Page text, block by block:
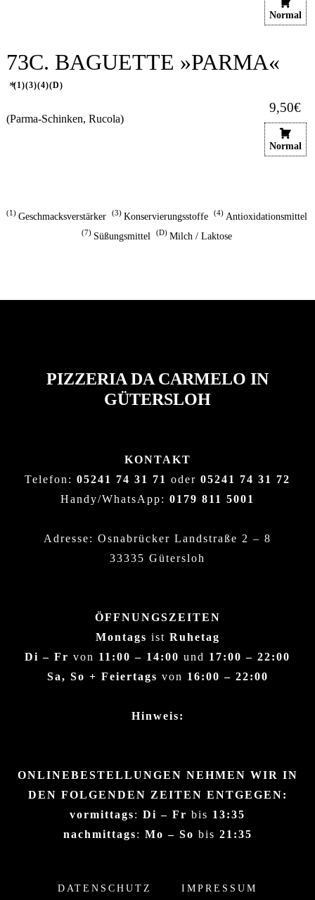
Normal
73C. BAGUETTE »PARMA«
1 3 4 D
9,50€
Normal
(Parma-Schinken, Rucola)
1 Geschmacksverstärker 3 Konservierungsstoffe 4 Antioxidationsmittel
7 Süßungsmittel D Milch / Laktose
PIZZERIA DA CARMELO IN
GÜTERSLOH
KONTAKT
Telefon: 05241 74 31 71 oder 05241 74 31 72
Handy/WhatsApp: 0179 811 5001
Adresse: Osnabrücker Landstraße 2 – 8
33335 Gütersloh
ÖFFNUNGSZEITEN
Montags ist Ruhetag
Di – Fr von 11:00 – 14:00 und 17:00 – 22:00
Sa, So + Feiertags von 16:00 – 22:00
Hinweis:
ONLINEBESTELLUNGEN NEHMEN WIR IN
DEN FOLGENDEN ZEITEN ENTGEGEN:
vormittags: Di – Fr bis 13:35
nachmittags: Mo – So bis 21:35
DATENSCHUTZ IMPRESSUM